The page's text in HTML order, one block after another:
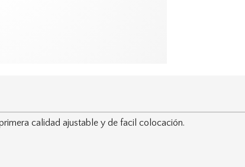
calidad ajustable y de facil colocación.